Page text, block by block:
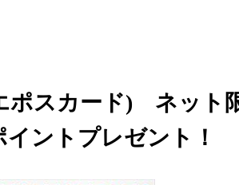
ポスカード) ネット
ントプレゼント！